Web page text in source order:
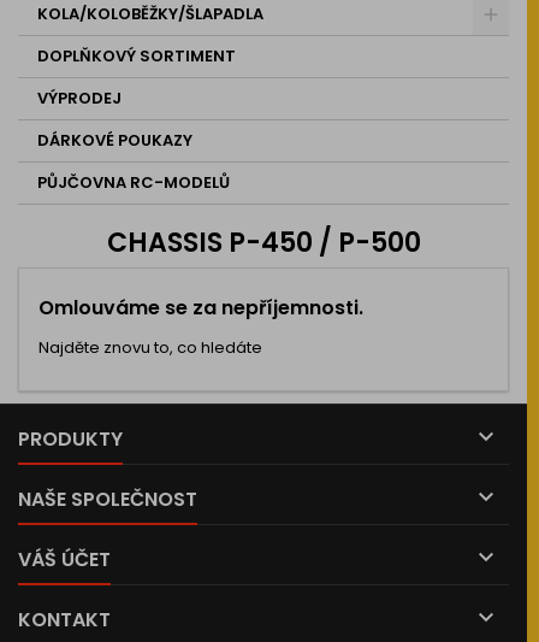
KOLA/KOLOBĚŽKY/ŠLAPADLA
DOPLŇKOVÝ SORTIMENT
VÝPRODEJ
DÁRKOVÉ POUKAZY
PŮJČOVNA RC-MODELŮ
CHASSIS P-450 / P-500
Omlouváme se za nepříjemnosti.
Najděte znovu to, co hledáte
PRODUKTY 
NAŠE SPOLEČNOST 
VÁŠ ÚČET 
KONTAKT 